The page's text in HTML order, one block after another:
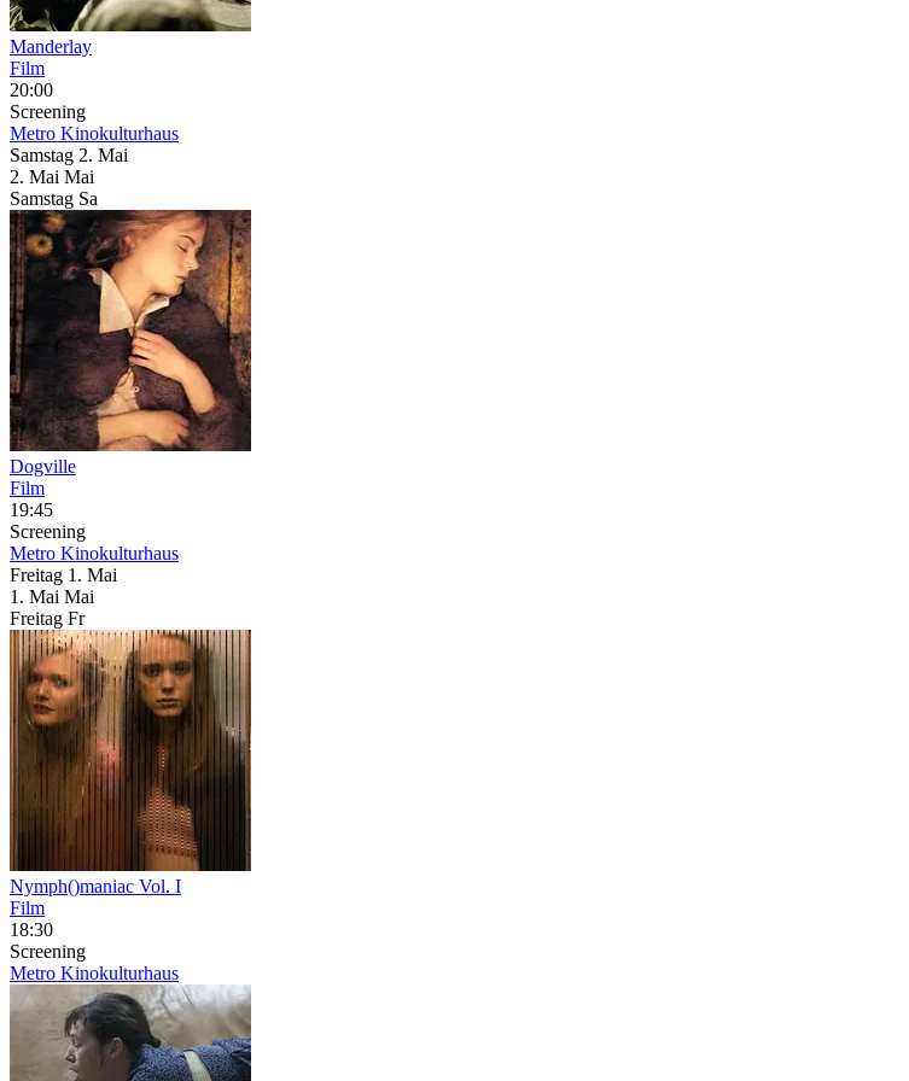
Manderlay
Film
20:00
Screening
Metro Kinokulturhaus
Samstag 2. Mai
2. Mai Mai
Samstag Sa
Dogville
Film
19:45
Screening
Metro Kinokulturhaus
Freitag 1. Mai
1. Mai Mai
Freitag Fr
Nymph()maniac Vol. I
Film
18:30
Screening
Metro Kinokulturhaus